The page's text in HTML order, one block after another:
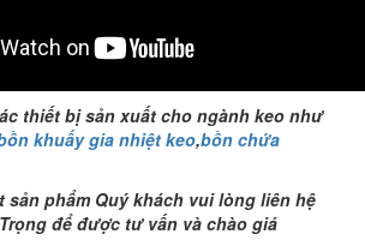
thiết bị sản xuất cho ngành keo như
khuấy gia nhiệt keo,bồn chứa
sản phẩm Quý khách vui lòng liên hệ
để được tư vấn và chào giá